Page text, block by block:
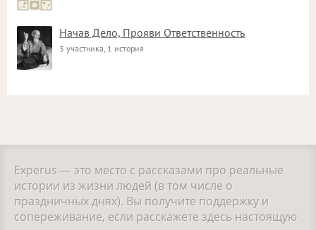
Начав Дело, Прояви Ответственность
3 участника, 1 история
Experus — это место с рассказами про реальные
истории из жизни людей (в том числе о
праздничных днях). Вы получите поддержку и
сопереживание, если расскажете здесь настоящую